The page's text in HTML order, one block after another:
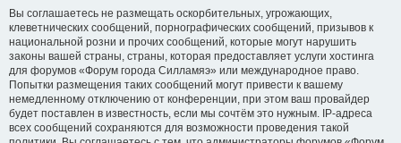
Вы соглашаетесь не размещать оскорбительных, угрожающих,
клеветнических сообщений, порнографических сообщений, призывов к
национальной розни и прочих сообщений, которые могут нарушить
законы вашей страны, страны, которая предоставляет услуги хостинга
для форумов «Форум города Силламяэ» или международное право.
Попытки размещения таких сообщений могут привести к вашему
немедленному отключению от конференции, при этом ваш провайдер
будет поставлен в известность, если мы сочтём это нужным. IP-адреса
всех сообщений сохраняются для возможности проведения такой